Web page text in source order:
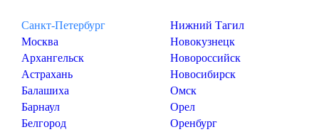
Санкт-Петербург
Москва
Архангельск
Астрахань
Балашиха
Барнаул
Белгород
Нижний Тагил
Новокузнецк
Новороссийск
Новосибирск
Омск
Орел
Оренбург